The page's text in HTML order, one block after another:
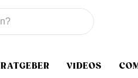
RATGEBER VIDEOS